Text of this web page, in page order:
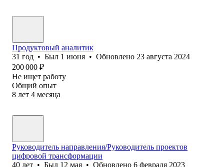
Продуктовый аналитик
31 год • Был 1 июня • Обновлено 23 августа 2024
200 000 ₽
Не ищет работу
Общий опыт
8 лет 4 месяца
Руководитель направления/Руководитель проектов
цифровой трансформации
40 лет • Был 12 мая • Обновлено 6 февраля 2023